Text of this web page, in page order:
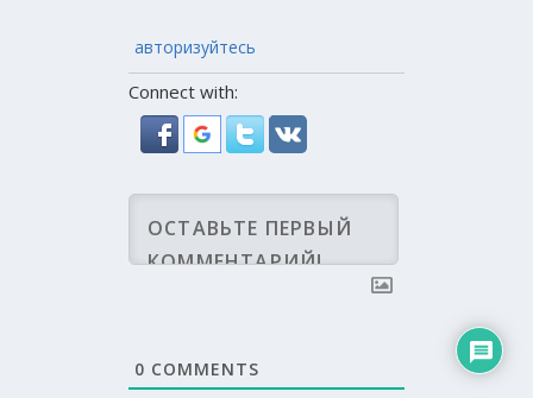
авторизуйтесь
Connect with:
0 COMMENTS